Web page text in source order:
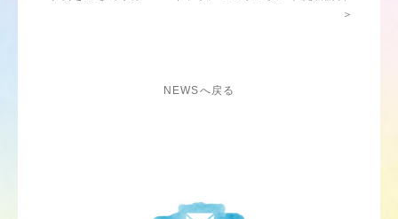
＞
NEWSへ戻る